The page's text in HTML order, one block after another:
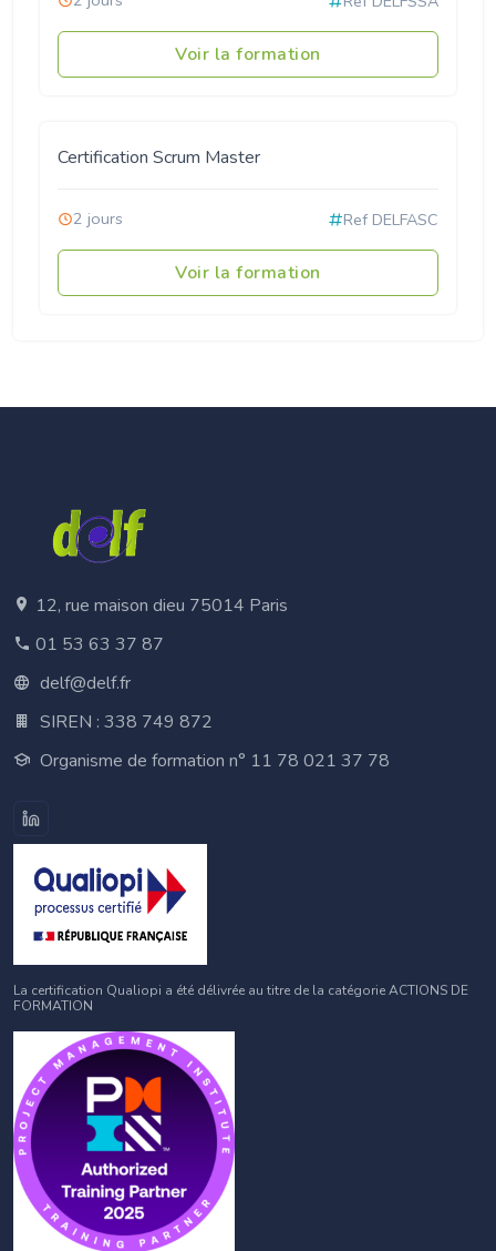
Voir la formation
Certification Scrum Master
2 jours Ref DELFASC
Voir la formation
12, rue maison dieu 75014 Paris
01 53 63 37 87
delf@delf.fr
SIREN : 338 749 872
Organisme de formation n° 11 78 021 37 78
La certification Qualiopi a été délivrée au titre de la catégorie ACTIONS DE
FORMATION